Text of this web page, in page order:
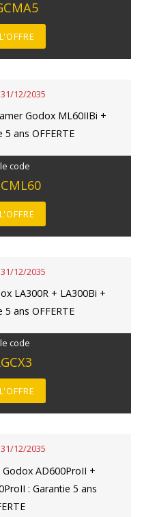
31/12/2035
Godox ML60IIBi +
5 ans OFFERTE
code
31/12/2035
LA300R + LA300Bi +
5 ans OFFERTE
code
31/12/2035
AD600ProII +
: Garantie 5 ans